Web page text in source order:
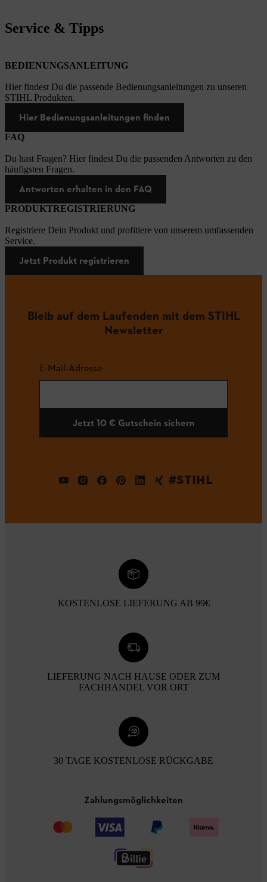
Service & Tipps
BEDIENUNGSANLEITUNG
Hier findest Du die passende Bedienungsanleitungen zu unseren
STIHL Produkten.
Hier Bedienungsanleitungen finden
FAQ
Du hast Fragen? Hier findest Du die passenden Antworten zu den
häufigsten Fragen.
Antworten erhalten in den FAQ
PRODUKTREGISTRIERUNG
Registriere Dein Produkt und profitiere von unserem umfassenden
Service.
Jetzt Produkt registrieren
Bleib auf dem Laufenden mit dem STIHL
Newsletter
E-Mail-Adresse
Jetzt 10 € Gutschein sichern
#STIHL
KOSTENLOSE LIEFERUNG AB 99€
LIEFERUNG NACH HAUSE ODER ZUM
FACHHANDEL VOR ORT
30 TAGE KOSTENLOSE RÜCKGABE
Zahlungsmöglichkeiten